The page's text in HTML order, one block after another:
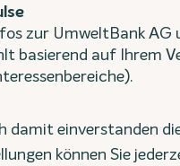
zur UmweltBank AG
basierend auf Ihrem
damit einverstanden
können Sie